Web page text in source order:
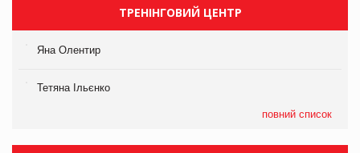
ТРЕНІНГОВИЙ ЦЕНТР
Яна Олентир
Тетяна Ільєнко
повний список